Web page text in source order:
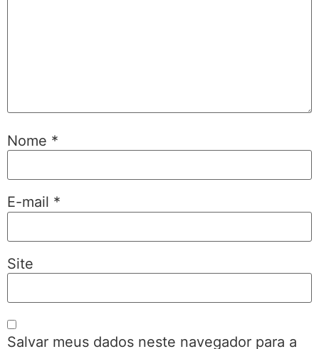
Nome *
E-mail *
Site
Salvar meus dados neste navegador para a